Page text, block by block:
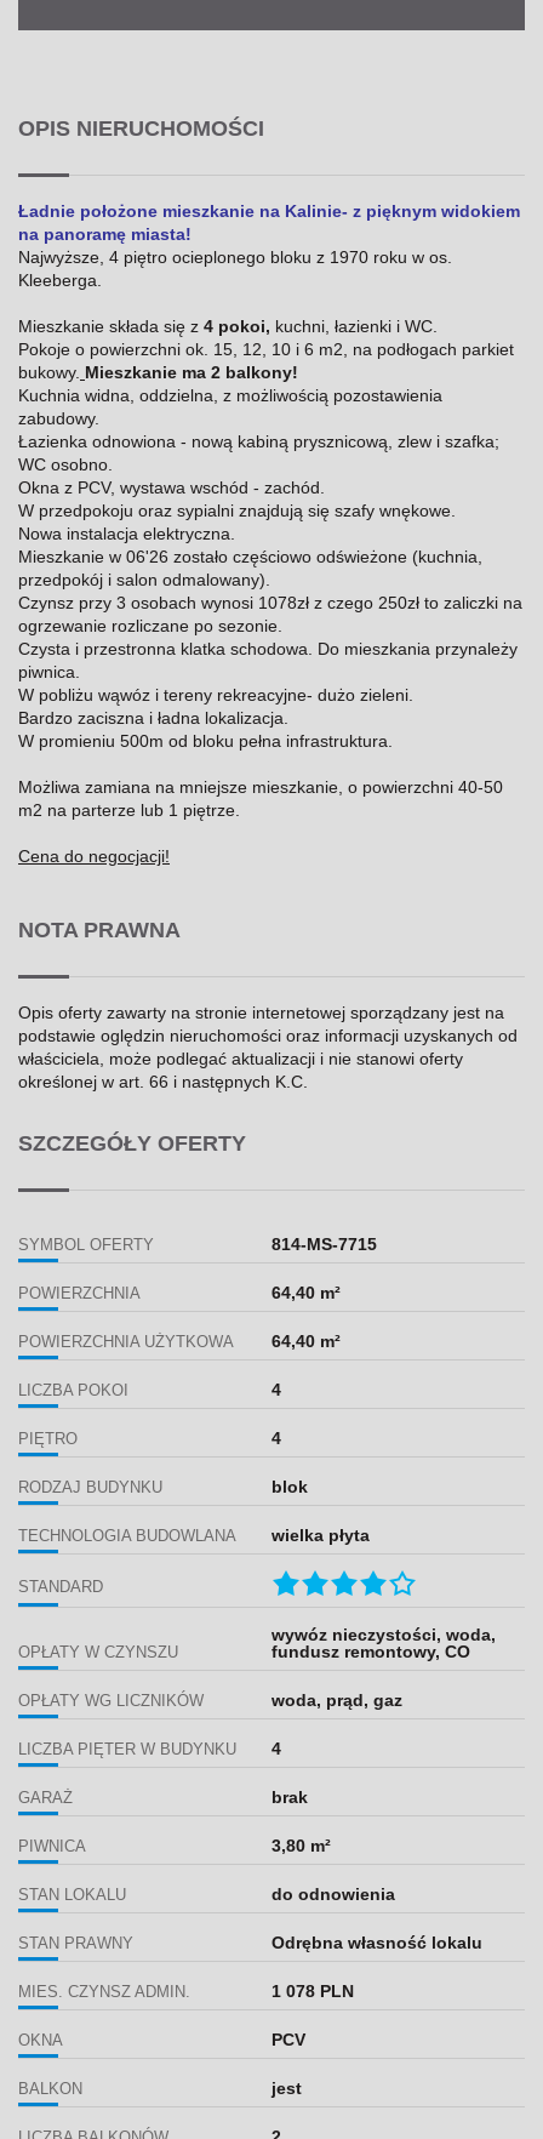
OPIS NIERUCHOMOŚCI
Ładnie położone mieszkanie na Kalinie- z pięknym widokiem
na panoramę miasta!
Najwyższe, 4 piętro ocieplonego bloku z 1970 roku w os.
Kleeberga.
Mieszkanie składa się z 4 pokoi, kuchni, łazienki i WC.
Pokoje o powierzchni ok. 15, 12, 10 i 6 m2, na podłogach parkiet
bukowy. Mieszkanie ma 2 balkony!
Kuchnia widna, oddzielna, z możliwością pozostawienia
zabudowy.
Łazienka odnowiona - nową kabiną prysznicową, zlew i szafka;
WC osobno.
Okna z PCV, wystawa wschód - zachód.
W przedpokoju oraz sypialni znajdują się szafy wnękowe.
Nowa instalacja elektryczna.
Mieszkanie w 06'26 zostało częściowo odświeżone (kuchnia,
przedpokój i salon odmalowany).
Czynsz przy 3 osobach wynosi 1078zł z czego 250zł to zaliczki na
ogrzewanie rozliczane po sezonie.
Czysta i przestronna klatka schodowa. Do mieszkania przynależy
piwnica.
W pobliżu wąwóz i tereny rekreacyjne- dużo zieleni.
Bardzo zaciszna i ładna lokalizacja.
W promieniu 500m od bloku pełna infrastruktura.
Możliwa zamiana na mniejsze mieszkanie, o powierzchni 40-50
m2 na parterze lub 1 piętrze.
Cena do negocjacji!
NOTA PRAWNA
Opis oferty zawarty na stronie internetowej sporządzany jest na
podstawie oględzin nieruchomości oraz informacji uzyskanych od
właściciela, może podlegać aktualizacji i nie stanowi oferty
określonej w art. 66 i następnych K.C.
SZCZEGÓŁY OFERTY
SYMBOL OFERTY 814-MS-7715
POWIERZCHNIA 64,40 m²
POWIERZCHNIA UŻYTKOWA 64,40 m²
LICZBA POKOI 4
PIĘTRO 4
RODZAJ BUDYNKU blok
TECHNOLOGIA BUDOWLANA wielka płyta
STANDARD
OPŁATY W CZYNSZU
wywóz nieczystości, woda,
fundusz remontowy, CO
OPŁATY WG LICZNIKÓW woda, prąd, gaz
LICZBA PIĘTER W BUDYNKU 4
GARAŻ brak
PIWNICA 3,80 m²
STAN LOKALU do odnowienia
STAN PRAWNY Odrębna własność lokalu
MIES. CZYNSZ ADMIN. 1 078 PLN
OKNA PCV
BALKON jest